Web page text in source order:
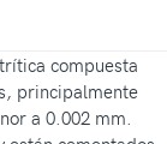
compuesta
principalmente
a 0.002 mm.